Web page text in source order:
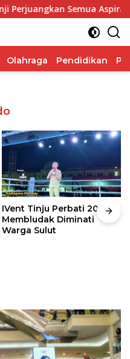
Semua Aspirasi
Olahraga Pendidikan
IVent Tinju Perbati 2026
Membludak Diminati
Warga Sulut